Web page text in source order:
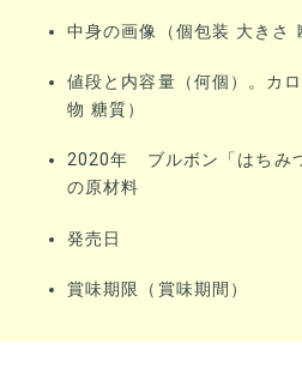
中身の画像（個包装 大きさ
値段と内容量（何個）。カ
物 糖質）
2020年 ブルボン「はちみ
の原材料
発売日
賞味期限（賞味期間）